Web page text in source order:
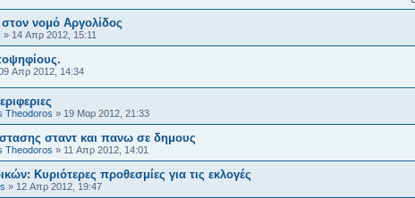
νομό Αργολίδος
» 14 Απρ 2012, 15:11
Απρ 2012, 14:34
Theodoros » 19 Μαρ 2012, 21:33
σταντ και πανω σε δημους
Theodoros » 11 Απρ 2012, 14:01
Kυριότερες προθεσμίες για τις εκλογές
» 12 Απρ 2012, 19:47